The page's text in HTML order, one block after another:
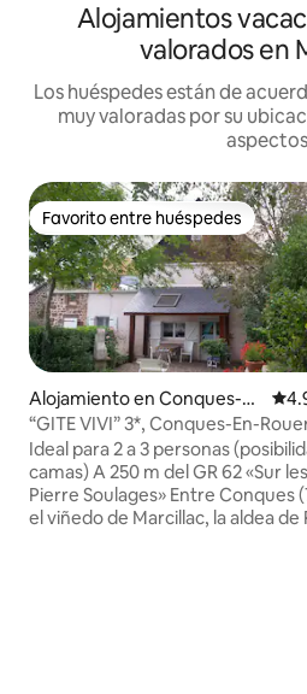
Alojamientos
valorados en
Los huéspedes están de
muy valoradas por su
Favorito entre huéspedes
Favorito entre huéspedes
Alojamiento en Conques-e
n-Rouergue
“GITE VIVI” 3*, Conques-En-
Ideal para 2 a 3 personas
camas) A 250 m del GR 62 «Sur
Pierre Soulages» Entre Conques
el viñedo de Marcillac, la aldea de